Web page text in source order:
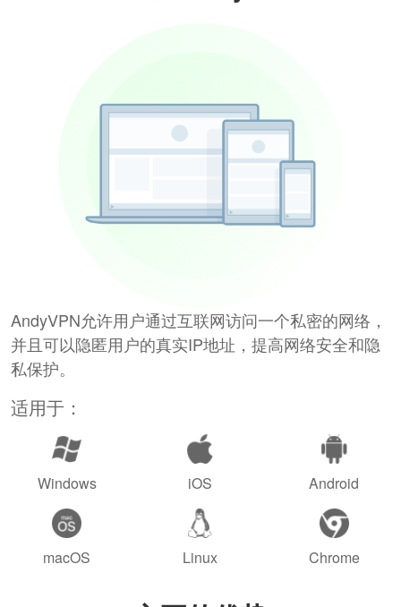
AndyVPN允许用户通过互联网访问一个私密的网络，
并且可以隐匿用户的真实IP地址，提高网络安全和隐
私保护。
适用于：
Windows iOS Android
macOS Linux Chrome